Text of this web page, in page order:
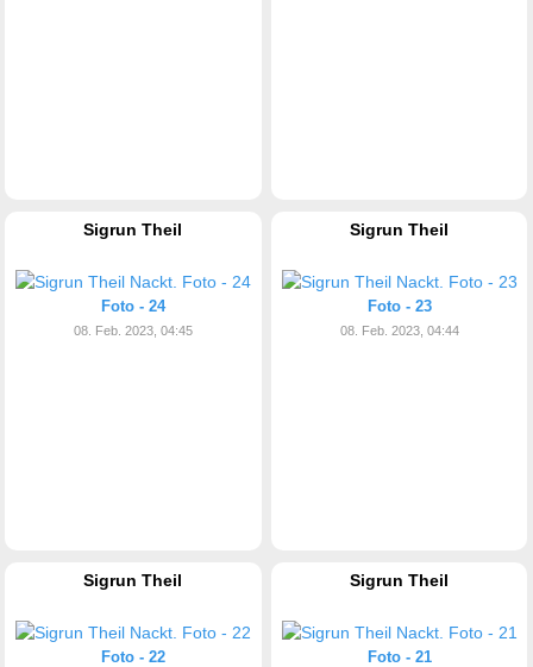
Sigrun Theil
Foto - 24
08. Feb. 2023, 04:45
Sigrun Theil
Foto - 23
08. Feb. 2023, 04:44
Sigrun Theil
Foto - 22
Sigrun Theil
Foto - 21